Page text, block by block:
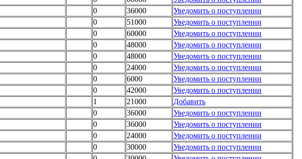
0 36000
Уведомить о поступлении
0 51000
Уведомить о поступлении
0 60000
Уведомить о поступлении
0 48000
Уведомить о поступлении
0 48000
Уведомить о поступлении
0 24000
Уведомить о поступлении
0 6000
Уведомить о поступлении
0 42000
Уведомить о поступлении
1 21000
Добавить
0 36000
Уведомить о поступлении
0 36000
Уведомить о поступлении
0 24000
Уведомить о поступлении
0 30000
Уведомить о поступлении